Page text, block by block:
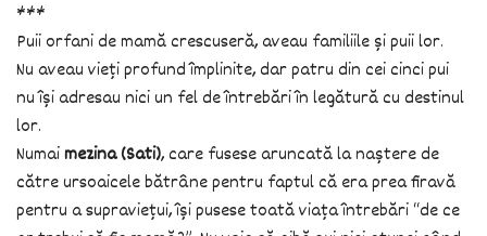
***
Puii orfani de mamă crescuseră, aveau familiile și puii lor.
Nu aveau vieți profund împlinite, dar patru din cei cinci pui
nu își adresau nici un fel de întrebări în legătură cu destinul
lor.
Numaimezina (Sati), care fusese aruncată la naștere de
către ursoaicele bătrâne pentru faptul că era prea firavă
pentru a supraviețui, își pusese toată viața întrebări “de ce